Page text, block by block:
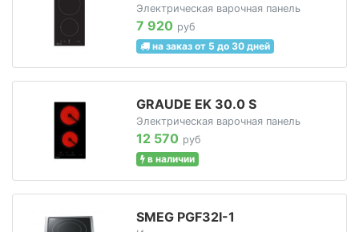
Электрическая варочная панель
7 920 руб
на заказ от 5 до 30 дней
GRAUDE EK 30.0 S
Электрическая варочная панель
12 570 руб
в наличии
SMEG PGF32I-1